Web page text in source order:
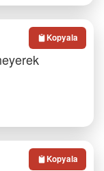
Kopyala
Kopyala